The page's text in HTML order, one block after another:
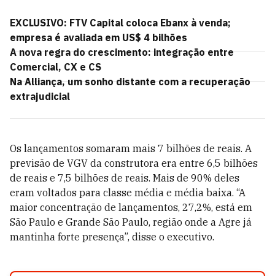
EXCLUSIVO: FTV Capital coloca Ebanx à venda;
empresa é avaliada em US$ 4 bilhões
A nova regra do crescimento: integração entre
Comercial, CX e CS
Na Alliança, um sonho distante com a recuperação
extrajudicial
Os lançamentos somaram mais 7 bilhões de reais. A
previsão de VGV da construtora era entre 6,5 bilhões
de reais e 7,5 bilhões de reais. Mais de 90% deles
eram voltados para classe média e média baixa. “A
maior concentração de lançamentos, 27,2%, está em
São Paulo e Grande São Paulo, região onde a Agre já
mantinha forte presença”, disse o executivo.